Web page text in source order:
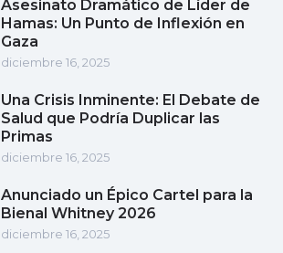
Asesinato Dramático de Líder de
Hamas: Un Punto de Inflexión en
Gaza
diciembre 16, 2025
Una Crisis Inminente: El Debate de
Salud que Podría Duplicar las
Primas
diciembre 16, 2025
Anunciado un Épico Cartel para la
Bienal Whitney 2026
diciembre 16, 2025